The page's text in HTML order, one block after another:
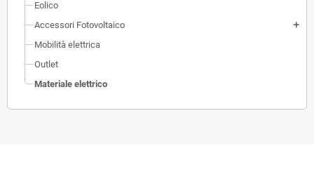
Eolico
Accessori Fotovoltaico
add
Mobilità elettrica
Outlet
Materiale elettrico